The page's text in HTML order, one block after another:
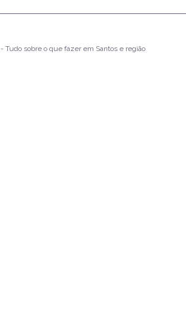
- Tudo sobre o que fazer em Santos e região